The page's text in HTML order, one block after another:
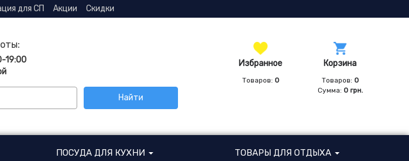
для СП Акции Скидки
19:00
Найти
Избранное
Товаров: 0
Корзина
Товаров: 0
Сумма: 0 грн.
ПОСУДА ДЛЯ КУХНИ ТОВАРЫ ДЛЯ ОТДЫХА